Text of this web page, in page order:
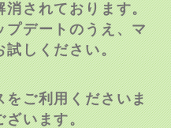
消されております。
プデートのうえ、マ
試しください。
をご利用くださいま
ざいます。